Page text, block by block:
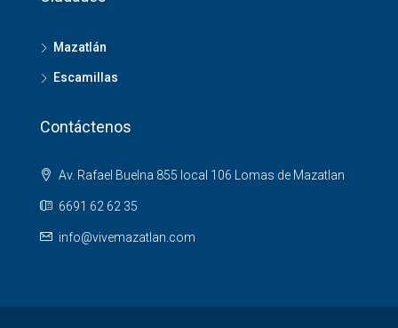
Mazatlán
Escamillas
Contáctenos
Av. Rafael Buelna 855 local 106 Lomas de Mazatlan
6691 62 62 35
info@vivemazatlan.com